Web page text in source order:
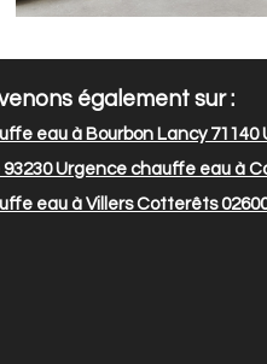
également sur :
eau à Bourbon Lancy 71140
Urgence chauffe eau à
eau à Villers Cotterêts